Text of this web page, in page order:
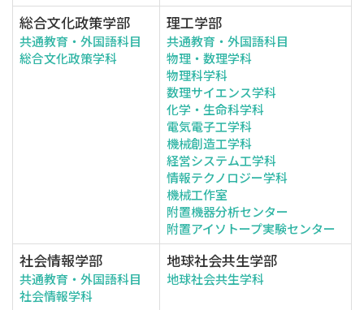
総合文化政策学部
共通教育・外国語科目
総合文化政策学科
理工学部
共通教育・外国語科目
物理・数理学科
物理科学科
数理サイエンス学科
化学・生命科学科
電気電子工学科
機械創造工学科
経営システム工学科
情報テクノロジー学科
機械工作室
附置機器分析センター
附置アイソトープ実験センター
社会情報学部
共通教育・外国語科目
社会情報学科
地球社会共生学部
地球社会共生学科